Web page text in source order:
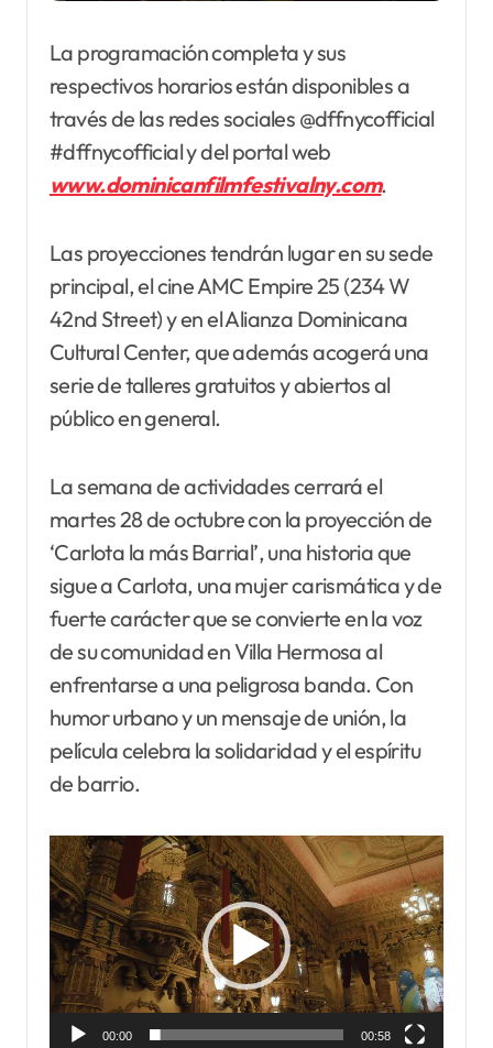
La programación completa y sus
respectivos horarios están disponibles a
través de las redes sociales @dffnycofficial
#dffnycofficial y del portal web
www.dominicanfilmfestivalny.com.
Las proyecciones tendrán lugar en su sede
principal, el cine AMC Empire 25 (234 W
42nd Street) y en el Alianza Dominicana
Cultural Center, que además acogerá una
serie de talleres gratuitos y abiertos al
público en general.
La semana de actividades cerrará el
martes 28 de octubre con la proyección de
‘Carlota la más Barrial’, una historia que
sigue a Carlota, una mujer carismática y de
fuerte carácter que se convierte en la voz
de su comunidad en Villa Hermosa al
enfrentarse a una peligrosa banda. Con
humor urbano y un mensaje de unión, la
película celebra la solidaridad y el espíritu
de barrio.
Reproductor
de
vídeo
00:00 00:58